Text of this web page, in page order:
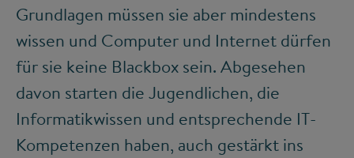
Grundlagen müssen sie aber mindestens
wissen und Computer und Internet dürfen
für sie keine Blackbox sein. Abgesehen
davon starten die Jugendlichen, die
Informatikwissen und entsprechende IT-
Kompetenzen haben, auch gestärkt ins